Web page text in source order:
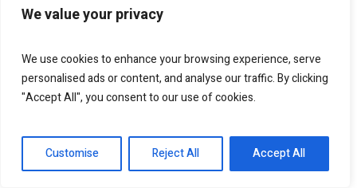
We value your privacy
We use cookies to enhance your browsing experience, serve
personalised ads or content, and analyse our traffic. By clicking
"Accept All", you consent to our use of cookies.
Customise Reject All Accept All